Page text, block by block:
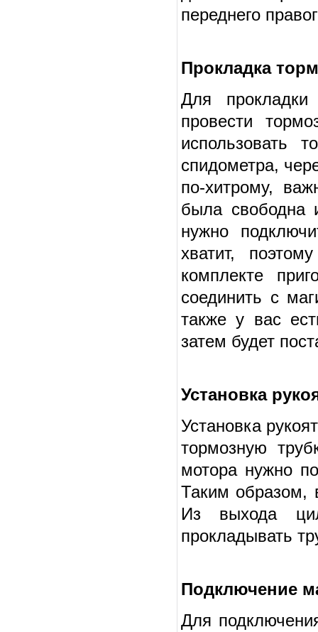
переднего
Прокладка
Для
провести
использовать
спидометра,
по-хитрому,
была свободна
нужно
хватит,
комплекте
соединить с
также у вас
затем будет
Установка
Установка
тормозную
мотора нужно
Таким образом,
Из выхода
прокладывать
Подключение
Для